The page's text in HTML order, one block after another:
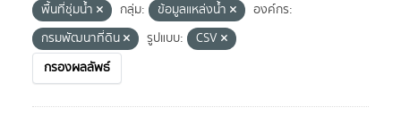
พื้นที่ชุ่มน้ำ
กลุ่ม: ข้อมูลแหล่งน้ำ
องค์กร:
กรมพัฒนาที่ดิน
รูปแบบ:
CSV
กรองผลลัพธ์